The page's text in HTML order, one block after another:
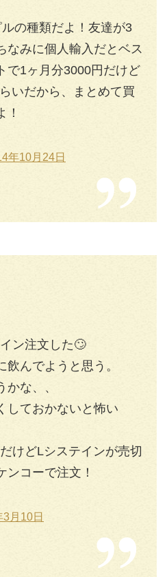
の種類だよ！友達が3
なみに個人輸入だとベス
で1ヶ月分3000円だけど
いだから、まとめて買
！
年10月24日
ン注文した🙄
飲んでようと思う。
な、、
しておかないと怖い
けどLシステインが売切
ンコーで注文！
月10日